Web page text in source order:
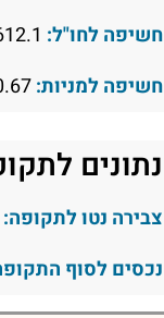
חשיפה לחו"ל:
חשיפה למניות:
נתונים
צבירה נטו לתקופה:
נכסים לסוף